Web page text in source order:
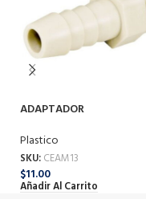
ADAPTADOR
PVC 13MM
Plastico
SKU: CEAM13
$11.00
Añadir Al Carrito